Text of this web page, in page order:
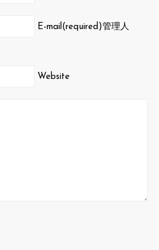
E-mail(required)管理人
Website